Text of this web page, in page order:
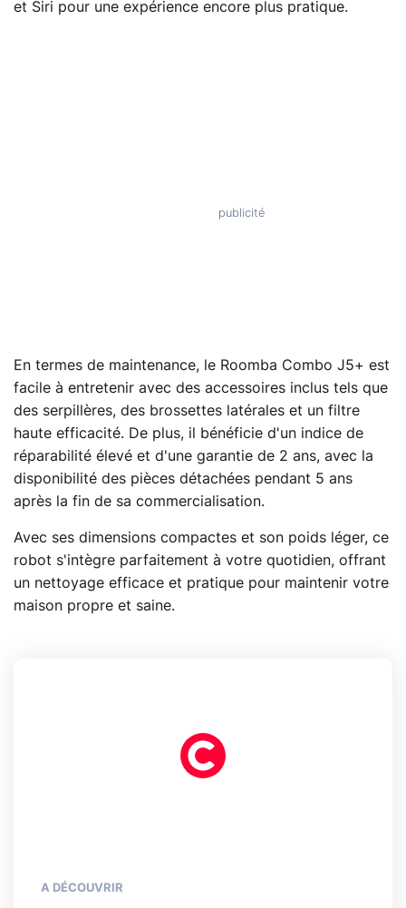
et Siri pour une expérience encore plus pratique.
En termes de maintenance, le Roomba Combo J5+ est
facile à entretenir avec des accessoires inclus tels que
des serpillères, des brossettes latérales et un filtre
haute efficacité. De plus, il bénéficie d'un indice de
réparabilité élevé et d'une garantie de 2 ans, avec la
disponibilité des pièces détachées pendant 5 ans
après la fin de sa commercialisation.
Avec ses dimensions compactes et son poids léger, ce
robot s'intègre parfaitement à votre quotidien, offrant
un nettoyage efficace et pratique pour maintenir votre
maison propre et saine.
A DÉCOUVRIR